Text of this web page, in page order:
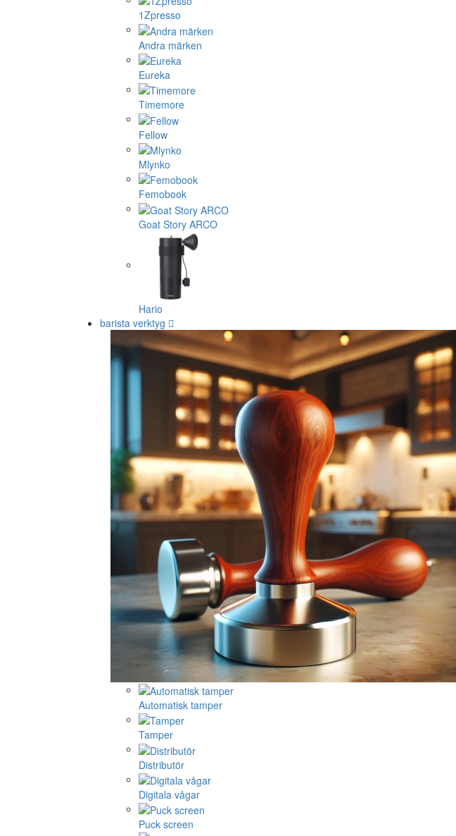
1Zpresso
Andra märken
Eureka
Timemore
Fellow
Mlynko
Femobook
Goat Story ARCO
Hario
barista verktyg
Automatisk tamper
Tamper
Distributör
Digitala vågar
Puck screen